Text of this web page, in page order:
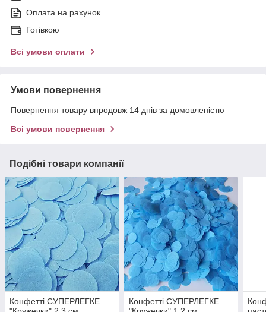
Оплата на рахунок
Готівкою
Всі умови оплати
Умови повернення
Повернення товару впродовж 14 днів за домовленістю
Всі умови повернення
Подібні товари компанії
Конфетті СУПЕРЛЕГКЕ
Конфетті СУПЕРЛЕГКЕ